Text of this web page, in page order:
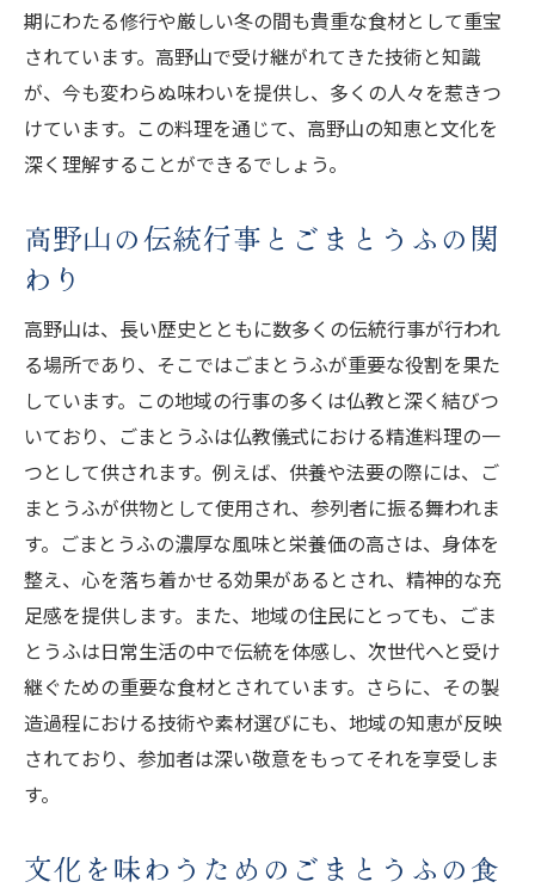
期にわたる修行や厳しい冬の間も貴重な食材として重宝
されています。高野山で受け継がれてきた技術と知識
が、今も変わらぬ味わいを提供し、多くの人々を惹きつ
けています。この料理を通じて、高野山の知恵と文化を
深く理解することができるでしょう。
高野山の伝統行事とごまとうふの関
わり
高野山は、長い歴史とともに数多くの伝統行事が行われ
る場所であり、そこではごまとうふが重要な役割を果た
しています。この地域の行事の多くは仏教と深く結びつ
いており、ごまとうふは仏教儀式における精進料理の一
つとして供されます。例えば、供養や法要の際には、ご
まとうふが供物として使用され、参列者に振る舞われま
す。ごまとうふの濃厚な風味と栄養価の高さは、身体を
整え、心を落ち着かせる効果があるとされ、精神的な充
足感を提供します。また、地域の住民にとっても、ごま
とうふは日常生活の中で伝統を体感し、次世代へと受け
継ぐための重要な食材とされています。さらに、その製
造過程における技術や素材選びにも、地域の知恵が反映
されており、参加者は深い敬意をもってそれを享受しま
す。
文化を味わうためのごまとうふの食